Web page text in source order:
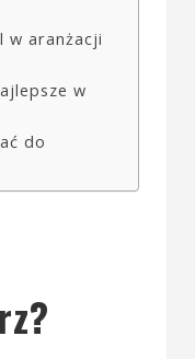
w aranżacji
w
do